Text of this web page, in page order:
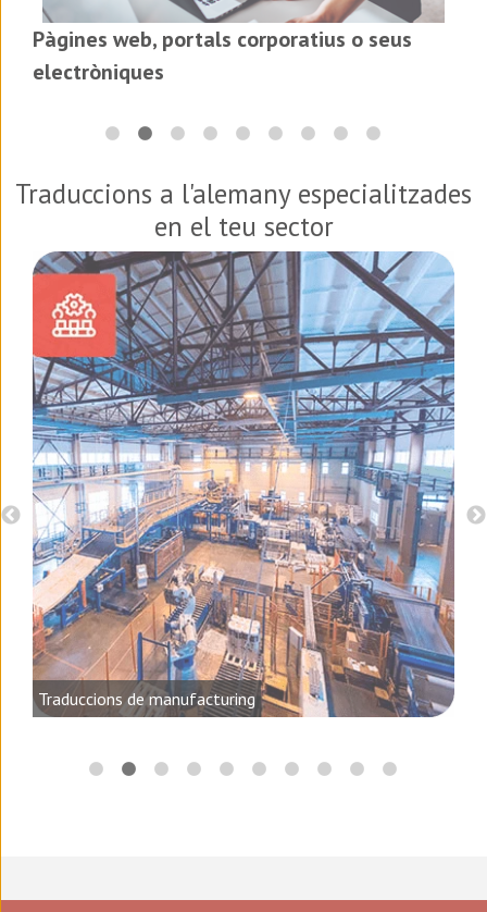
Pàgines web, portals corporatius o seus
electròniques
Traduccions a l'alemany especialitzades
en el teu sector
Traduccions de manufacturing